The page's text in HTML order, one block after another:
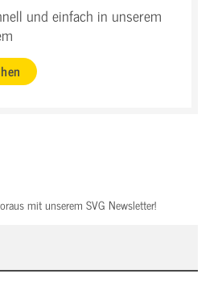
und einfach in unserem
mit unserem SVG Newsletter!